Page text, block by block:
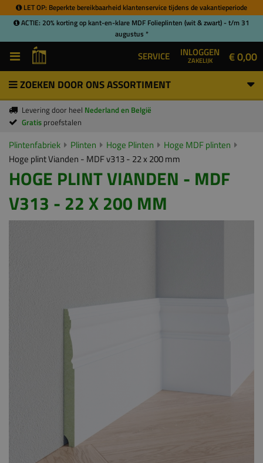
LET OP: Beperkte bereikbaarheid klantenservice tijdens de vakantieperiode
ACTIE: 20% korting op kant-en-klare MDF Folieplinten (wit & zwart) - t/m 31
augustus *
SERVICE INLOGGEN
ZAKELIJK € 0,00
ZOEKEN DOOR ONS ASSORTIMENT
Levering door heel Nederland en België
Gratis proefstalen
Plintenfabriek Plinten Hoge Plinten
Hoge MDF plinten
Hoge plint Vianden - MDF v313 - 22 x 200 mm
HOGE PLINT VIANDEN - MDF
V313 - 22 X 200 MM